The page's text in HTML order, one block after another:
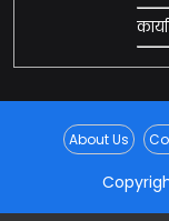
About Us